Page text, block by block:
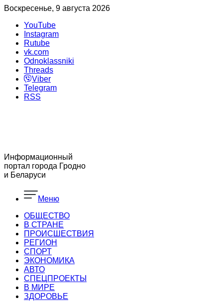
Воскресенье, 9 августа 2026
YouTube
Instagram
Rutube
vk.com
Odnoklassniki
Threads
Viber
Telegram
RSS
Информационный
портал города Гродно
и Беларуси
Меню
ОБЩЕСТВО
В СТРАНЕ
ПРОИСШЕСТВИЯ
РЕГИОН
CПОРТ
ЭКОНОМИКА
АВТО
СПЕЦПРОЕКТЫ
В МИРЕ
ЗДОРОВЬЕ